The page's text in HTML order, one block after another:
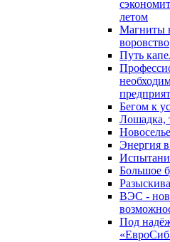
летом
Магниты
воровство
Путь
Бегом к
Лошадка,
Энергия
Большое
ВЭС -
Под